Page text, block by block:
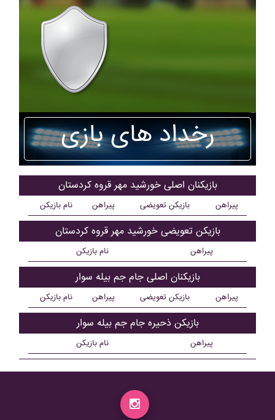
رخداد های بازی
بازیکنان اصلی خورشيد مهر قروه کردستان
نام بازیکن پیراهن بازیکن تعویضی پیراهن
بازیکن تعویضی خورشيد مهر قروه کردستان
نام بازیکن پیراهن
بازیکنان اصلی جام جم بيله سوار
نام بازیکن پیراهن بازیکن تعویضی پیراهن
بازیکن ذحیره جام جم بيله سوار
نام بازیکن پیراهن